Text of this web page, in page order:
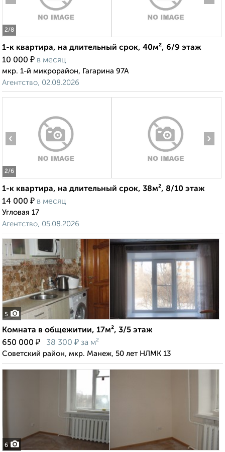
2/8
1-к квартира, на длительный срок, 40м², 6/9 этаж
10 000 ₽ в месяц
мкр. 1-й микрорайон, Гагарина 97А
Агентство, 02.08.2026
2/6
‹ ›
1-к квартира, на длительный срок, 38м², 8/10 этаж
14 000 ₽ в месяц
Угловая 17
Агентство, 05.08.2026
5
Комната в общежитии, 17м², 3/5 этаж
650 000 ₽ 38 300 ₽ за м²
Советский район, мкр. Манеж, 50 лет НЛМК 13
6